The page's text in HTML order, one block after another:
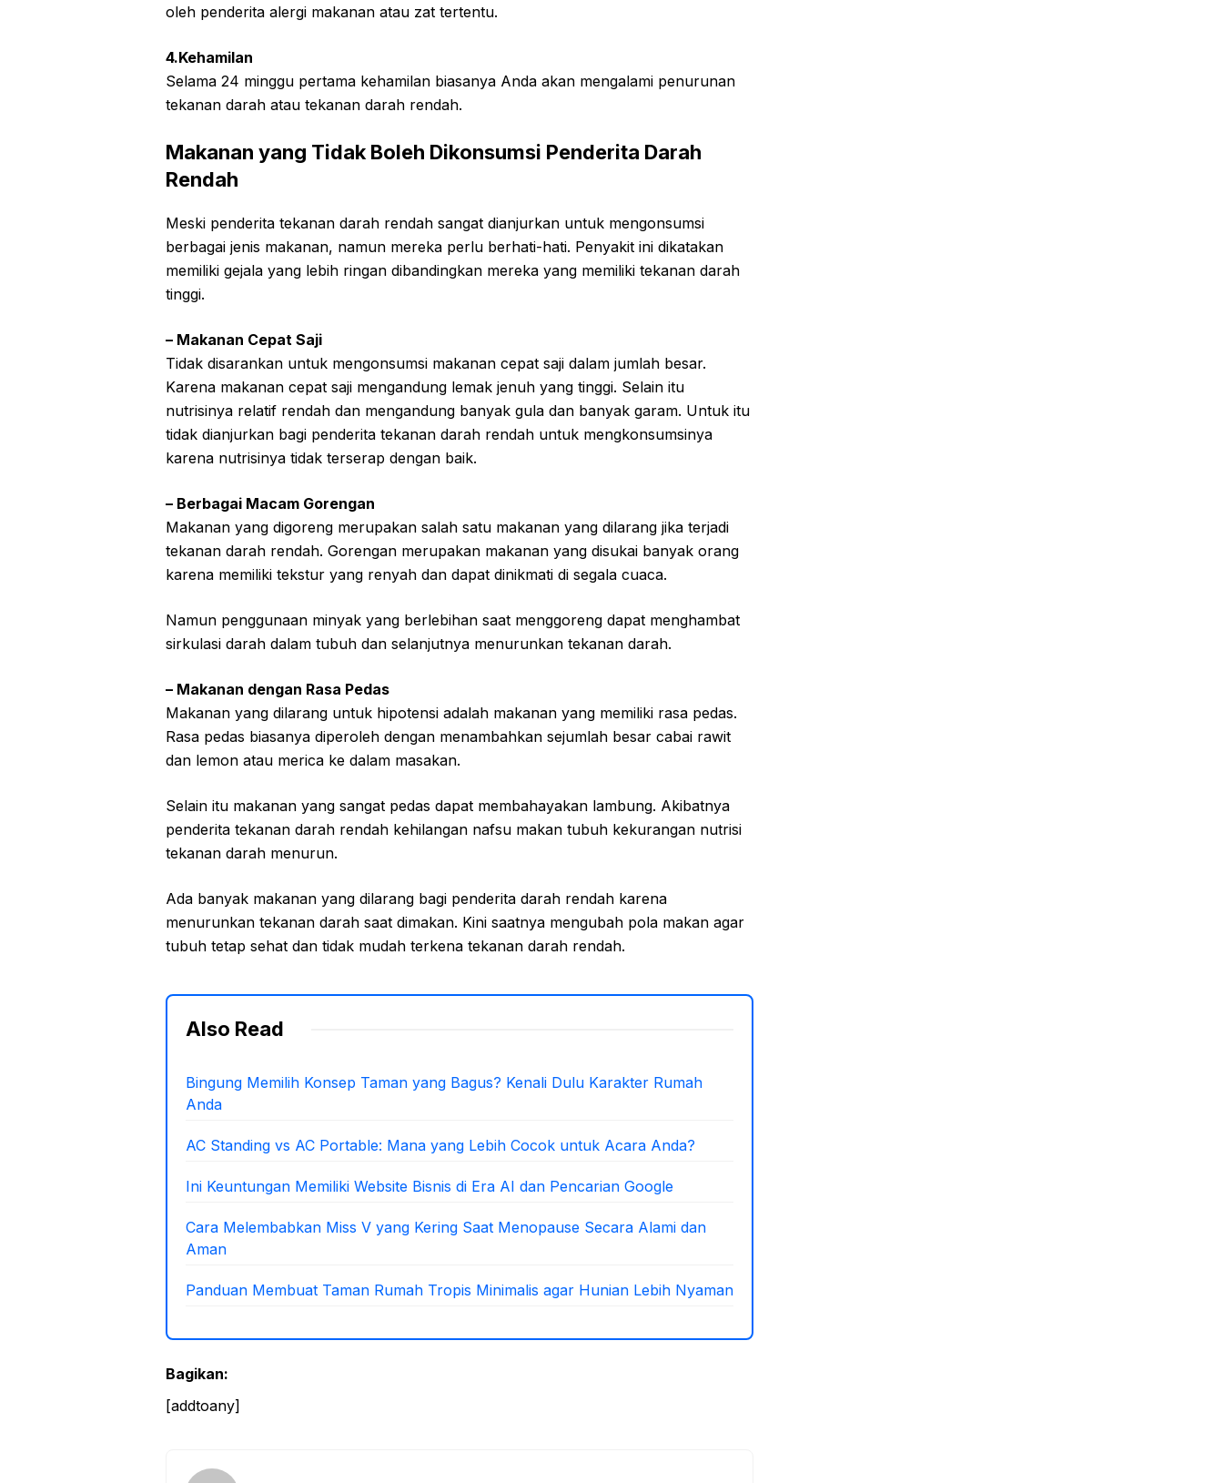
oleh penderita alergi makanan atau zat tertentu.
4.Kehamilan
Selama 24 minggu pertama kehamilan biasanya Anda akan mengalami penurunan
tekanan darah atau tekanan darah rendah.
Makanan yang Tidak Boleh Dikonsumsi Penderita Darah
Rendah
Meski penderita tekanan darah rendah sangat dianjurkan untuk mengonsumsi
berbagai jenis makanan, namun mereka perlu berhati-hati. Penyakit ini dikatakan
memiliki gejala yang lebih ringan dibandingkan mereka yang memiliki tekanan darah
tinggi.
– Makanan Cepat Saji
Tidak disarankan untuk mengonsumsi makanan cepat saji dalam jumlah besar.
Karena makanan cepat saji mengandung lemak jenuh yang tinggi. Selain itu
nutrisinya relatif rendah dan mengandung banyak gula dan banyak garam. Untuk itu
tidak dianjurkan bagi penderita tekanan darah rendah untuk mengkonsumsinya
karena nutrisinya tidak terserap dengan baik.
– Berbagai Macam Gorengan
Makanan yang digoreng merupakan salah satu makanan yang dilarang jika terjadi
tekanan darah rendah. Gorengan merupakan makanan yang disukai banyak orang
karena memiliki tekstur yang renyah dan dapat dinikmati di segala cuaca.
Namun penggunaan minyak yang berlebihan saat menggoreng dapat menghambat
sirkulasi darah dalam tubuh dan selanjutnya menurunkan tekanan darah.
– Makanan dengan Rasa Pedas
Makanan yang dilarang untuk hipotensi adalah makanan yang memiliki rasa pedas.
Rasa pedas biasanya diperoleh dengan menambahkan sejumlah besar cabai rawit
dan lemon atau merica ke dalam masakan.
Selain itu makanan yang sangat pedas dapat membahayakan lambung. Akibatnya
penderita tekanan darah rendah kehilangan nafsu makan tubuh kekurangan nutrisi
tekanan darah menurun.
Ada banyak makanan yang dilarang bagi penderita darah rendah karena
menurunkan tekanan darah saat dimakan. Kini saatnya mengubah pola makan agar
tubuh tetap sehat dan tidak mudah terkena tekanan darah rendah.
Also Read
Bingung Memilih Konsep Taman yang Bagus? Kenali Dulu Karakter Rumah
Anda
AC Standing vs AC Portable: Mana yang Lebih Cocok untuk Acara Anda?
Ini Keuntungan Memiliki Website Bisnis di Era AI dan Pencarian Google
Cara Melembabkan Miss V yang Kering Saat Menopause Secara Alami dan
Aman
Panduan Membuat Taman Rumah Tropis Minimalis agar Hunian Lebih Nyaman
Bagikan:
[addtoany]